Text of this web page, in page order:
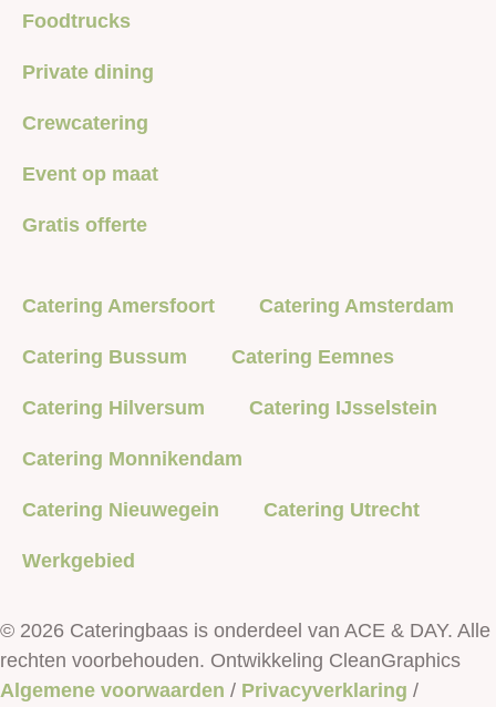
Foodtrucks
Private dining
Crewcatering
Event op maat
Gratis offerte
Catering Amersfoort Catering Amsterdam
Catering Bussum Catering Eemnes
Catering Hilversum Catering IJsselstein
Catering Monnikendam
Catering Nieuwegein Catering Utrecht
Werkgebied
© 2026 Cateringbaas is onderdeel van ACE & DAY. Alle
rechten voorbehouden. Ontwikkeling CleanGraphics
Algemene voorwaarden / Privacyverklaring /